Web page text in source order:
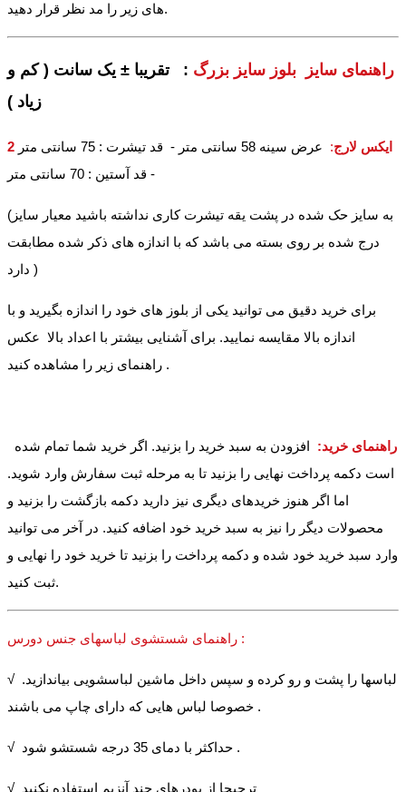
های زیر را مد نظر قرار دهید.
راهنمای سایز بلوز سایز بزرگ : تقریبا ± یک سانت ( کم و
زیاد )
2 ایکس لارج:
عرض سینه 58 سانتی متر - قد تیشرت : 75 سانتی متر
- قد آستین : 70 سانتی متر
(به سایز حک شده در پشت یقه تیشرت کاری نداشته باشید معیار سایز
درج شده بر روی بسته می باشد که با اندازه های ذکر شده مطابقت
دارد )
برای خرید دقیق می توانید یکی از بلوز های خود را اندازه بگیرید و با
اندازه بالا مقایسه نمایید. برای آشنایی بیشتر با اعداد بالا عکس
راهنمای زیر را مشاهده کنید .
راهنمای خرید: افزودن به سبد خرید را بزنید. اگر خرید شما تمام شده
است دکمه پرداخت نهایی را بزنید تا به مرحله ثبت سفارش وارد شوید.
اما اگر هنوز خریدهای دیگری نیز دارید دکمه بازگشت را بزنید و
محصولات دیگر را نیز به سبد خرید خود اضافه کنید. در آخر می توانید
وارد سبد خرید خود شده و دکمه پرداخت را بزنید تا خرید خود را نهایی و
ثبت کنید.
راهنمای شستشوی لباسهای جنس دورس :
√ لباسها را پشت و رو کرده و سپس داخل ماشین لباسشویی بیاندازید.
خصوصا لباس هایی که دارای چاپ می باشند .
√ حداکثر با دمای 35 درجه شستشو شود .